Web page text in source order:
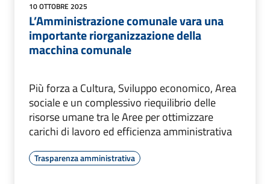
10 OTTOBRE 2025
L’Amministrazione comunale vara una
importante riorganizzazione della
macchina comunale
Più forza a Cultura, Sviluppo economico, Area
sociale e un complessivo riequilibrio delle
risorse umane tra le Aree per ottimizzare
carichi di lavoro ed efficienza amministrativa
Trasparenza amministrativa